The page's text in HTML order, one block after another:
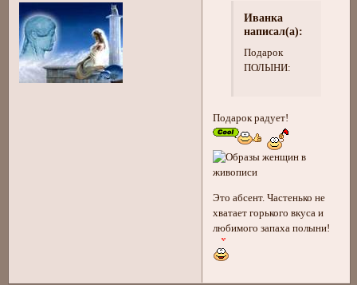
Иванка
написал(а):
Подарок
ПОЛЫНИ:
Подарок радует!
Это абсент. Частенько не
хватает горького вкуса и
любимого запаха полыни!